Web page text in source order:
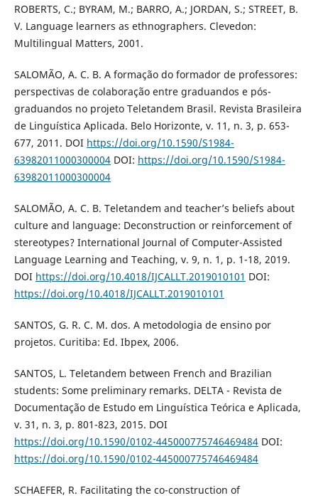
ROBERTS, C.; BYRAM, M.; BARRO, A.; JORDAN, S.; STREET, B.
V. Language learners as ethnographers. Clevedon:
Multilingual Matters, 2001.
SALOMÃO, A. C. B. A formação do formador de professores:
perspectivas de colaboração entre graduandos e pós-
graduandos no projeto Teletandem Brasil. Revista Brasileira
de Linguística Aplicada. Belo Horizonte, v. 11, n. 3, p. 653-
677, 2011. DOI https://doi.org/10.1590/S1984-
63982011000300004DOI: https://doi.org/10.1590/S1984-
63982011000300004
SALOMÃO, A. C. B. Teletandem and teacher’s beliefs about
culture and language: Deconstruction or reinforcement of
stereotypes? International Journal of Computer-Assisted
Language Learning and Teaching, v. 9, n. 1, p. 1-18, 2019.
DOI https://doi.org/10.4018/IJCALLT.2019010101 DOI:
https://doi.org/10.4018/IJCALLT.2019010101
SANTOS, G. R. C. M. dos. A metodologia de ensino por
projetos. Curitiba: Ed. Ibpex, 2006.
SANTOS, L. Teletandem between French and Brazilian
students: Some preliminary remarks. DELTA - Revista de
Documentação de Estudo em Linguística Teórica e Aplicada,
v. 31, n. 3, p. 801-823, 2015. DOI
https://doi.org/10.1590/0102-445000775746469484DOI:
https://doi.org/10.1590/0102-445000775746469484
SCHAEFER, R. Facilitating the co-construction of